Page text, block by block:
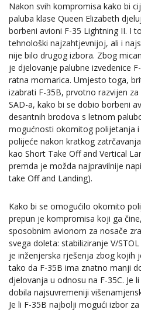
Nakon svih kompromisa kako bi
paluba klase Queen Elizabeth
borbeni avioni F-35 Lightning II. I
tehnološki najzahtjevnijoj, ali i
nije bilo drugog izbora. Zbog
je djelovanje palubne izvedenice
ratna mornarica. Umjesto toga,
izabrati F-35B, prvotno razvijen
SAD-a, kako bi se dobio borbeni
desantnih brodova s letnom
mogućnosti okomitog polijetanja i
polijeće nakon kratkog
kao Short Take Off and Vertical
premda je možda najpravilnije
take Off and Landing).
Kako bi se omogućilo okomito
prepun je kompromisa koji ga
sposobnim avionom za nosače
svega doleta: stabiliziranje V/
je inženjerska rješenja zbog kojih
tako da F-35B ima znatno manji
djelovanja u odnosu na F-35C. Je
dobila najsuvremeniji
Je li F-35B najbolji mogući izbor